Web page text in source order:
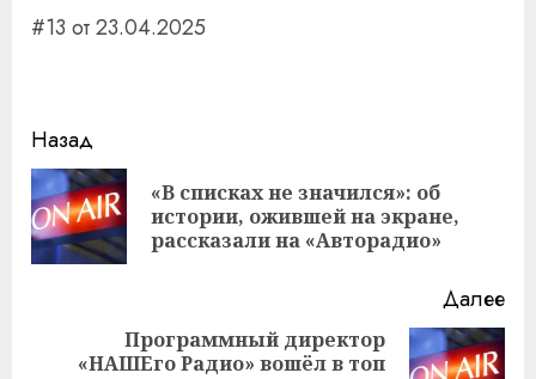
#13 от 23.04.2025
Навигация
записи
Назад
«В списках не значился»: об
истории, ожившей на экране,
рассказали на «Авторадио»
Далее
Следующая
Программный директор
«НАШЕго Радио» вошёл в топ